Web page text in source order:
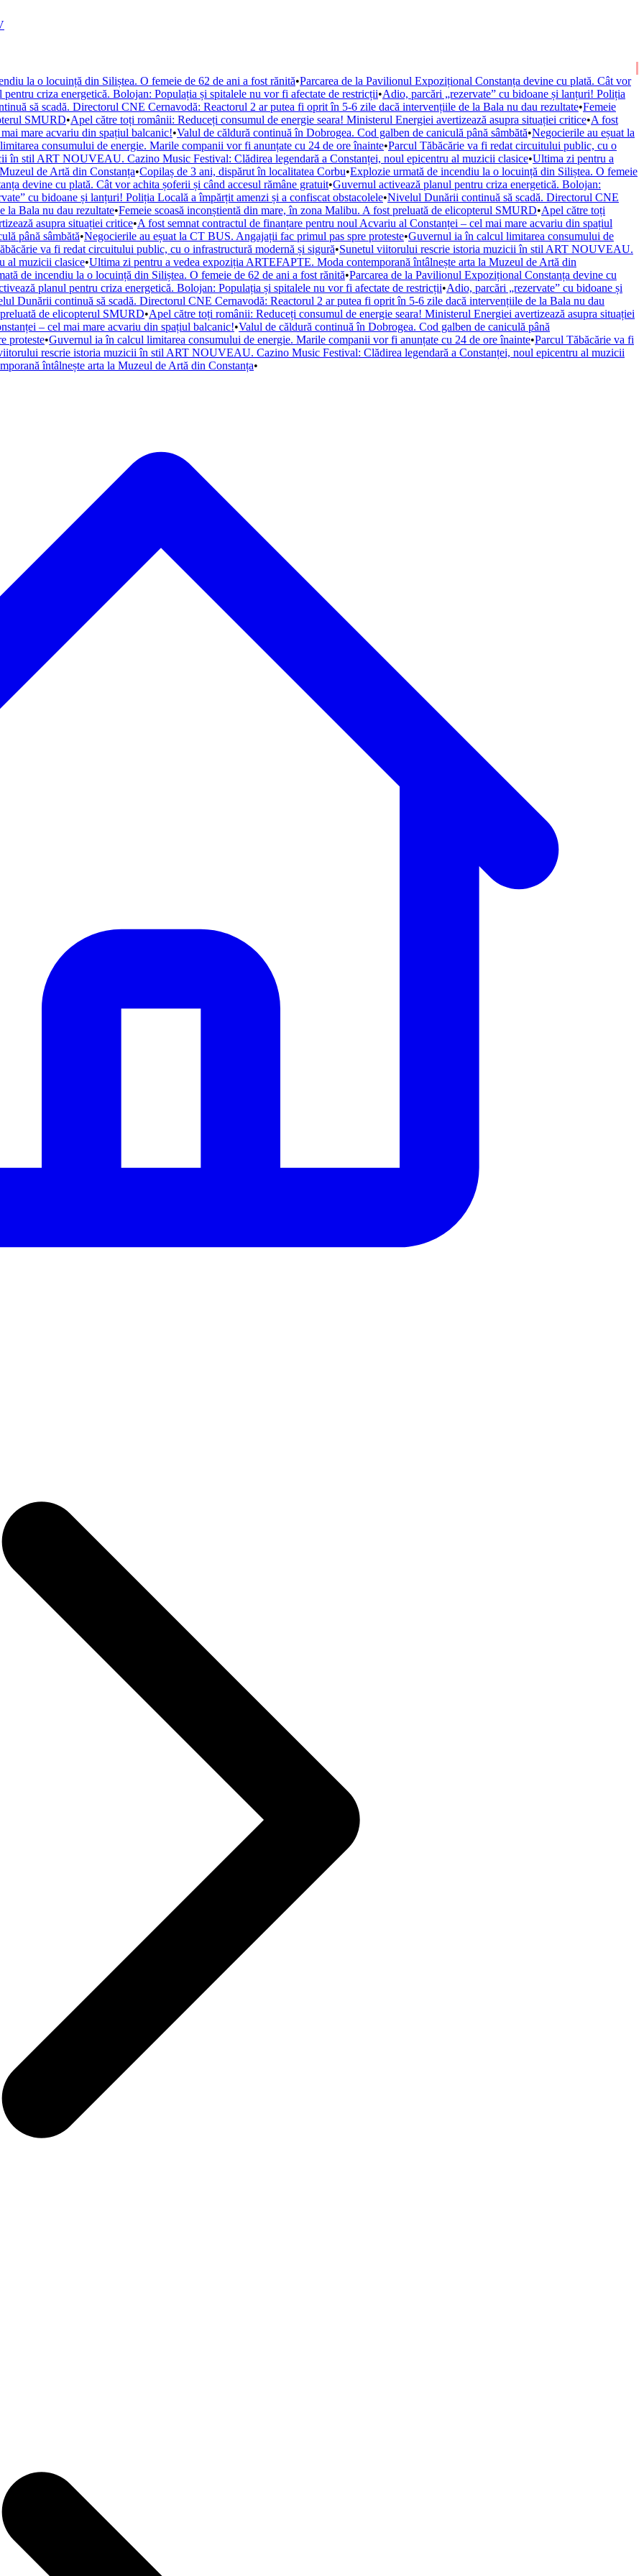
la o locuință din Siliștea. O femeie de 62 de ani a fost rănită•Parcarea de la Pavilionul Expozițional Constanța devine cu plată. Cât vor
criza energetică. Bolojan: Populația și spitalele nu vor fi afectate de restricții•Adio, parcări „rezervate” cu bidoane și lanțuri! Poliția
să scadă. Directorul CNE Cernavodă: Reactorul 2 ar putea fi oprit în 5-6 zile dacă intervențiile de la Bala nu dau rezultate•Femeie
SMURD•Apel către toți românii: Reduceți consumul de energie seara! Ministerul Energiei avertizează asupra situației critice•A fost
mare acvariu din spațiul balcanic!•Valul de căldură continuă în Dobrogea. Cod galben de caniculă până sâmbătă•Negocierile au eșuat la
consumului de energie. Marile companii vor fi anunțate cu 24 de ore înainte•Parcul Tăbăcărie va fi redat circuitului public, cu o
în stil ART NOUVEAU. Cazino Music Festival: Clădirea legendară a Constanței, noul epicentru al muzicii clasice•Ultima zi pentru a
de Artă din Constanța•Copilaș de 3 ani, dispărut în localitatea Corbu•Explozie urmată de incendiu la o locuință din Siliștea. O femeie
devine cu plată. Cât vor achita șoferii și când accesul rămâne gratuit•Guvernul activează planul pentru criza energetică. Bolojan:
cu bidoane și lanțuri! Poliția Locală a împărțit amenzi și a confiscat obstacolele•Nivelul Dunării continuă să scadă. Directorul CNE
la Bala nu dau rezultate•Femeie scoasă inconștientă din mare, în zona Malibu. A fost preluată de elicopterul SMURD•Apel către toți
asupra situației critice•A fost semnat contractul de finanțare pentru noul Acvariu al Constanței – cel mai mare acvariu din spațiul
până sâmbătă•Negocierile au eșuat la CT BUS. Angajații fac primul pas spre proteste•Guvernul ia în calcul limitarea consumului de
va fi redat circuitului public, cu o infrastructură modernă și sigură•Sunetul viitorului rescrie istoria muzicii în stil ART NOUVEAU.
al muzicii clasice•Ultima zi pentru a vedea expoziția ARTEFAPTE. Moda contemporană întâlnește arta la Muzeul de Artă din
de incendiu la o locuință din Siliștea. O femeie de 62 de ani a fost rănită•Parcarea de la Pavilionul Expozițional Constanța devine cu
planul pentru criza energetică. Bolojan: Populația și spitalele nu vor fi afectate de restricții•Adio, parcări „rezervate” cu bidoane și
Dunării continuă să scadă. Directorul CNE Cernavodă: Reactorul 2 ar putea fi oprit în 5-6 zile dacă intervențiile de la Bala nu dau
de elicopterul SMURD•Apel către toți românii: Reduceți consumul de energie seara! Ministerul Energiei avertizează asupra situației
– cel mai mare acvariu din spațiul balcanic!•Valul de căldură continuă în Dobrogea. Cod galben de caniculă până
proteste•Guvernul ia în calcul limitarea consumului de energie. Marile companii vor fi anunțate cu 24 de ore înainte•Parcul Tăbăcărie va fi
rescrie istoria muzicii în stil ART NOUVEAU. Cazino Music Festival: Clădirea legendară a Constanței, noul epicentru al muzicii
întâlnește arta la Muzeul de Artă din Constanța•